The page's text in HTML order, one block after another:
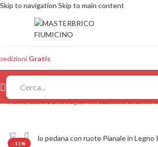
Skip to navigation Skip to main content
Gratis
Home/Casa e Bricolage/Attrezzatura da Lavoro
-11%
Click to enlarge